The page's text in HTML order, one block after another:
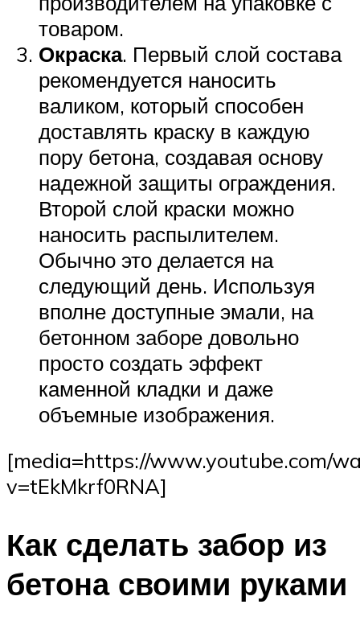
товаром.
Окраска. Первый слой состава
рекомендуется наносить
валиком, который способен
доставлять краску в каждую
пору бетона, создавая основу
надежной защиты ограждения.
Второй слой краски можно
наносить распылителем.
Обычно это делается на
следующий день. Используя
вполне доступные эмали, на
бетонном заборе довольно
просто создать эффект
каменной кладки и даже
объемные изображения.
[media=https://www.youtube.com/
v=tEkMkrf0RNA]
Как сделать забор из
бетона своими руками